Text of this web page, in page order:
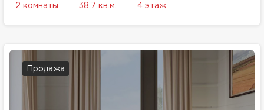
2 комнаты 38.7 кв.м. 4 этаж
Продажа